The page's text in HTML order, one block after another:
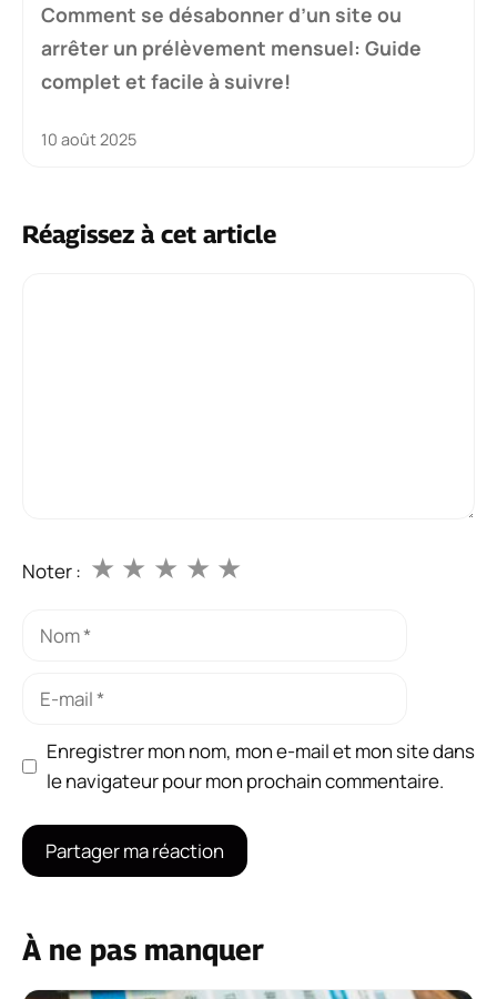
Comment se désabonner d’un site ou
arrêter un prélèvement mensuel: Guide
complet et facile à suivre!
10 août 2025
Réagissez à cet article
Noter : ★
★
★
★
★
Nom
Enregistrer mon nom, mon e-mail et mon site dans
le navigateur pour mon prochain commentaire.
À ne pas manquer